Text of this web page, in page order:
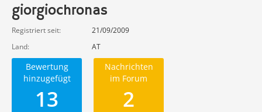
giorgiochronas
Registriert seit
21/09/2009
Land
AT
Bewertung
hinzugefügt
13
Nachrichten
im Forum
2